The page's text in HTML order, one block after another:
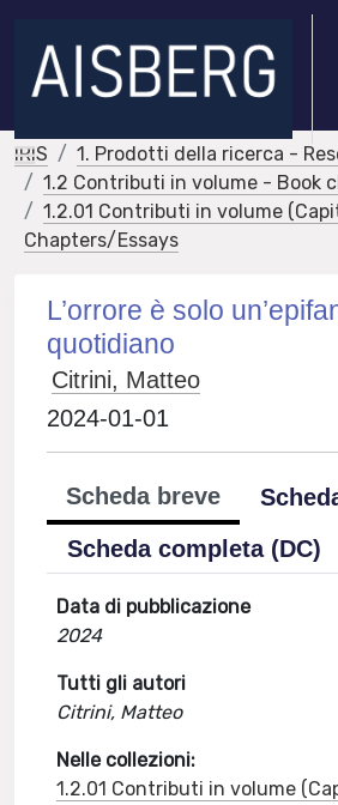
IRIS
1. Prodotti della ricerca -
1.2 Contributi in volume - Book
1.2.01 Contributi in volume
Chapters/Essays
L’orrore è solo
quotidiano
Citrini, Matteo
2024-01-01
Scheda breve
Scheda completa (DC)
Data di pubblicazione
2024
Tutti gli autori
Citrini, Matteo
Nelle collezioni:
1.2.01 Contributi in volume